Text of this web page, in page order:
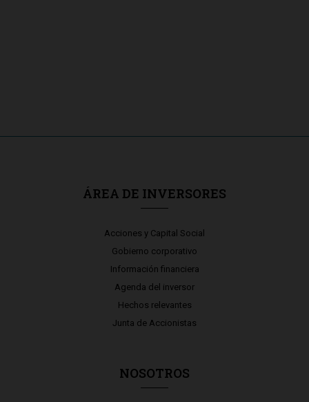
ÁREA DE INVERSORES
Acciones y Capital Social
Gobierno corporativo
Información financiera
Agenda del inversor
Hechos relevantes
Junta de Accionistas
NOSOTROS